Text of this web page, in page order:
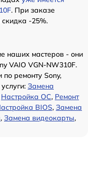
. При заказе
скидка -25%.
наших мастеров - они
VAIO VGN-NW310F.
ремонту Sony,
Замена
Настройка ОС, Ремонт
BIOS, Замена
, Замена видеокарты,